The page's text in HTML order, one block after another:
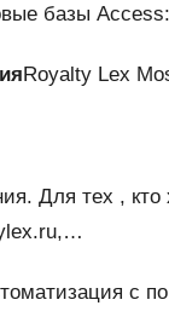
базы
Royalty Lex
Для тех ,
с